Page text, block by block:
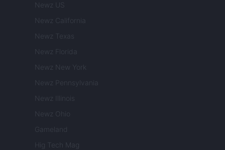
Newz US
Newz California
Newz Texas
Newz Florida
Newz New York
Newz Pennsylvania
Newz Illinois
Newz Ohio
Gameland
Hig Tech Mag